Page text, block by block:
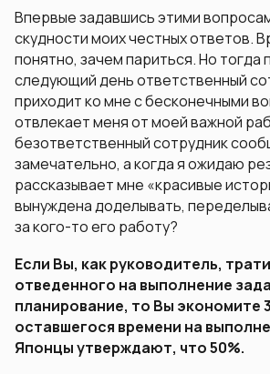
Впервые задавшись этими
скудности моих честных ответов.
понятно, зачем париться. Но тогда
следующий день ответственный
приходит ко мне с бесконечными
отвлекает меня от моей важной
безответственный сотрудник
замечательно, а когда я ожидаю
рассказывает мне «красивые
вынуждена доделывать,
за кого-то его работу?
Если Вы, как руководитель,
отведенного на выполнение
планирование, то Вы экономите
оставшегося времени на
Японцы утверждают, что 50%.